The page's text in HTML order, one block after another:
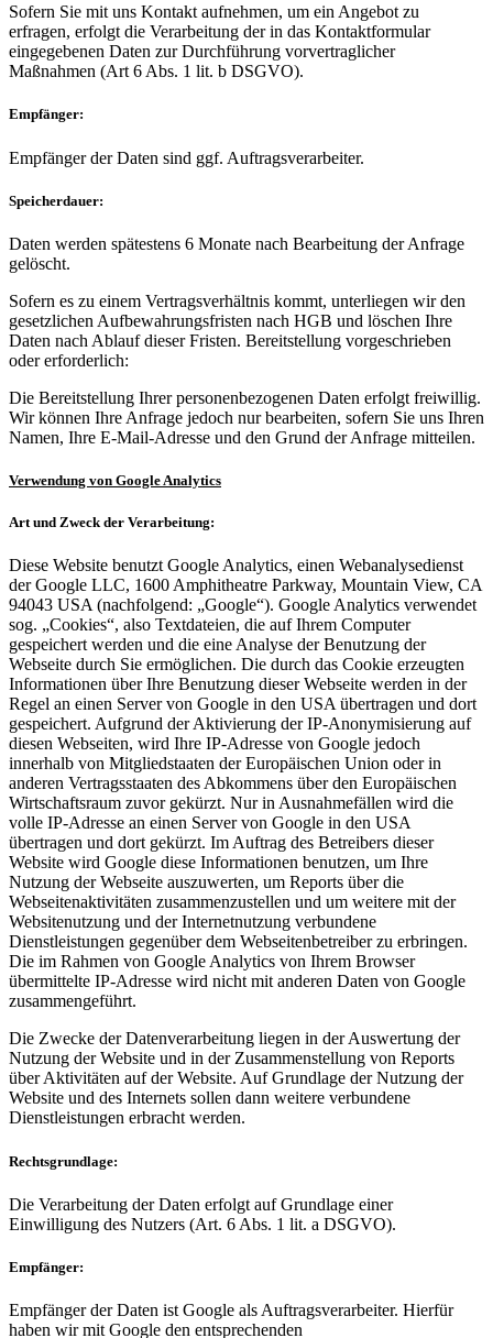
Sofern Sie mit uns Kontakt aufnehmen, um ein Angebot zu
erfragen, erfolgt die Verarbeitung der in das Kontaktformular
eingegebenen Daten zur Durchführung vorvertraglicher
Maßnahmen (Art 6 Abs. 1 lit. b DSGVO).
Empfänger:
Empfänger der Daten sind ggf. Auftragsverarbeiter.
Speicherdauer:
Daten werden spätestens 6 Monate nach Bearbeitung der Anfrage
gelöscht.
Sofern es zu einem Vertragsverhältnis kommt, unterliegen wir den
gesetzlichen Aufbewahrungsfristen nach HGB und löschen Ihre
Daten nach Ablauf dieser Fristen. Bereitstellung vorgeschrieben
oder erforderlich:
Die Bereitstellung Ihrer personenbezogenen Daten erfolgt freiwillig.
Wir können Ihre Anfrage jedoch nur bearbeiten, sofern Sie uns Ihren
Namen, Ihre E-Mail-Adresse und den Grund der Anfrage mitteilen.
Verwendung von Google Analytics
Art und Zweck der Verarbeitung:
Diese Website benutzt Google Analytics, einen Webanalysedienst
der Google LLC, 1600 Amphitheatre Parkway, Mountain View, CA
94043 USA (nachfolgend: „Google“). Google Analytics verwendet
sog. „Cookies“, also Textdateien, die auf Ihrem Computer
gespeichert werden und die eine Analyse der Benutzung der
Webseite durch Sie ermöglichen. Die durch das Cookie erzeugten
Informationen über Ihre Benutzung dieser Webseite werden in der
Regel an einen Server von Google in den USA übertragen und dort
gespeichert. Aufgrund der Aktivierung der IP-Anonymisierung auf
diesen Webseiten, wird Ihre IP-Adresse von Google jedoch
innerhalb von Mitgliedstaaten der Europäischen Union oder in
anderen Vertragsstaaten des Abkommens über den Europäischen
Wirtschaftsraum zuvor gekürzt. Nur in Ausnahmefällen wird die
volle IP-Adresse an einen Server von Google in den USA
übertragen und dort gekürzt. Im Auftrag des Betreibers dieser
Website wird Google diese Informationen benutzen, um Ihre
Nutzung der Webseite auszuwerten, um Reports über die
Webseitenaktivitäten zusammenzustellen und um weitere mit der
Websitenutzung und der Internetnutzung verbundene
Dienstleistungen gegenüber dem Webseitenbetreiber zu erbringen.
Die im Rahmen von Google Analytics von Ihrem Browser
übermittelte IP-Adresse wird nicht mit anderen Daten von Google
zusammengeführt.
Die Zwecke der Datenverarbeitung liegen in der Auswertung der
Nutzung der Website und in der Zusammenstellung von Reports
über Aktivitäten auf der Website. Auf Grundlage der Nutzung der
Website und des Internets sollen dann weitere verbundene
Dienstleistungen erbracht werden.
Rechtsgrundlage:
Die Verarbeitung der Daten erfolgt auf Grundlage einer
Einwilligung des Nutzers (Art. 6 Abs. 1 lit. a DSGVO).
Empfänger:
Empfänger der Daten ist Google als Auftragsverarbeiter. Hierfür
haben wir mit Google den entsprechenden